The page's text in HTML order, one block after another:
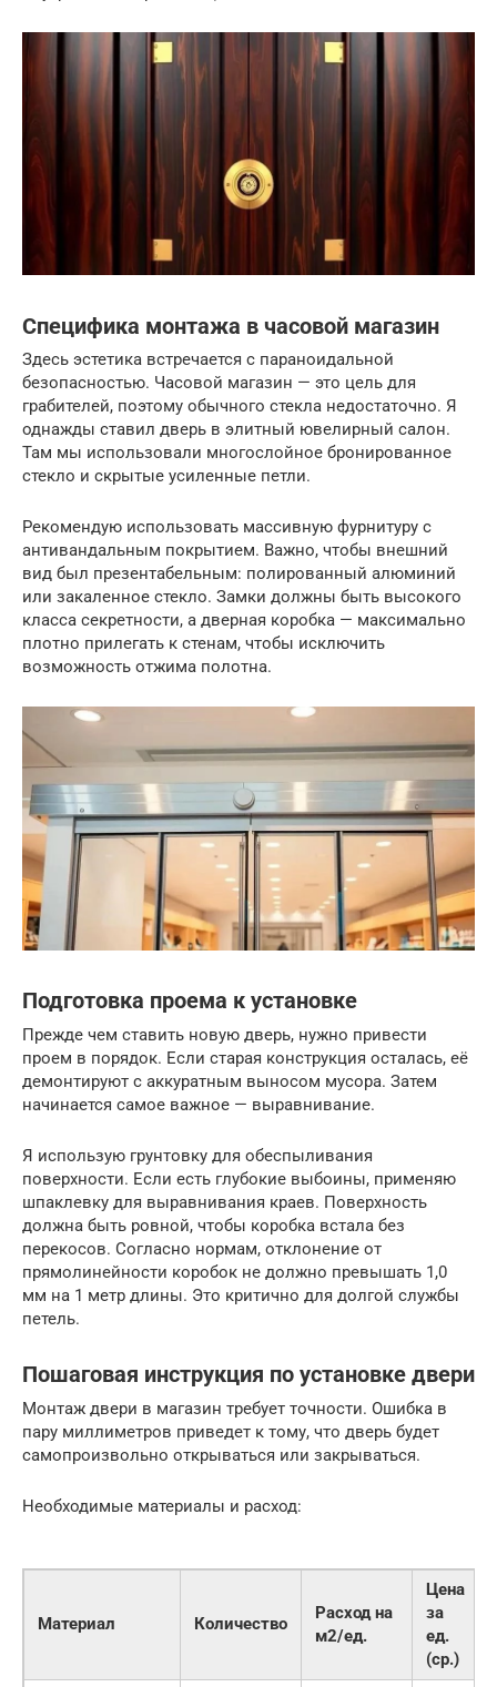
Специфика монтажа в часовой магазин
Здесь эстетика встречается с параноидальной
безопасностью. Часовой магазин — это цель для
грабителей, поэтому обычного стекла недостаточно. Я
однажды ставил дверь в элитный ювелирный салон.
Там мы использовали многослойное бронированное
стекло и скрытые усиленные петли.
Рекомендую использовать массивную фурнитуру с
антивандальным покрытием. Важно, чтобы внешний
вид был презентабельным: полированный алюминий
или закаленное стекло. Замки должны быть высокого
класса секретности, а дверная коробка — максимально
плотно прилегать к стенам, чтобы исключить
возможность отжима полотна.
Подготовка проема к установке
Прежде чем ставить новую дверь, нужно привести
проем в порядок. Если старая конструкция осталась, её
демонтируют с аккуратным выносом мусора. Затем
начинается самое важное — выравнивание.
Я использую грунтовку для обеспыливания
поверхности. Если есть глубокие выбоины, применяю
шпаклевку для выравнивания краев. Поверхность
должна быть ровной, чтобы коробка встала без
перекосов. Согласно нормам, отклонение от
прямолинейности коробок не должно превышать 1,0
мм на 1 метр длины. Это критично для долгой службы
петель.
Пошаговая инструкция по установке двери
Монтаж двери в магазин требует точности. Ошибка в
пару миллиметров приведет к тому, что дверь будет
самопроизвольно открываться или закрываться.
Необходимые материалы и расход:
Материал Количество
Расход на
м2/ед.
Цена
за
ед.
(ср.)